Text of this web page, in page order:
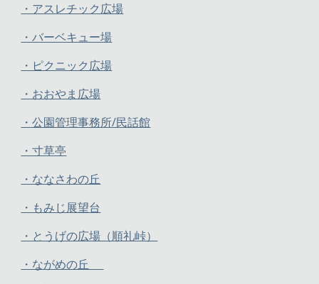
・アスレチック広場
・バーベキュー場
・ピクニック広場
・おおやま広場
・公園管理事務所/民話館
・寸草亭
・ななさわの丘
・もみじ展望台
・とうげの広場（順礼峠）
・ながめの丘